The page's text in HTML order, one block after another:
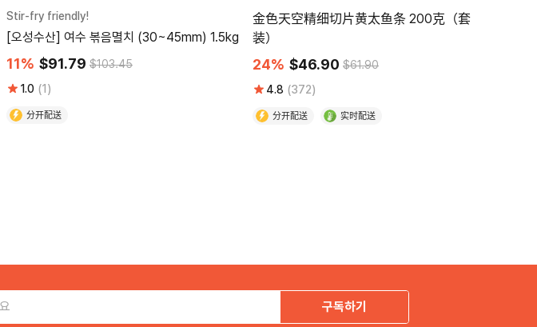
Stir-fry friendly!
[오성수산] 여수 볶음멸치 (30~45mm) 1.5kg
11% $91.79 $103.45
1.0 (1)
分开配送
金色天空精细切片黄太鱼条 200克（套
装）
24% $46.90 $61.90
4.8 (372)
分开配送 实时配送
구독하기